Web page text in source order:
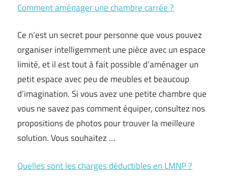
Comment aménager une chambre carrée ?
Ce n’est un secret pour personne que vous pouvez
organiser intelligemment une pièce avec un espace
limité, et il est tout à fait possible d’aménager un
petit espace avec peu de meubles et beaucoup
d’imagination. Si vous avez une petite chambre que
vous ne savez pas comment équiper, consultez nos
propositions de photos pour trouver la meilleure
solution. Vous souhaitez …
Quelles sont les charges déductibles en LMNP ?